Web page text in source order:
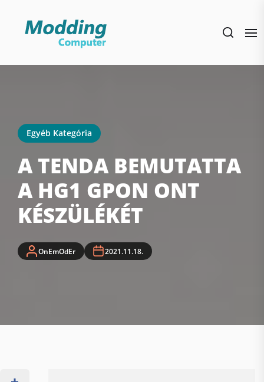
Egyéb Kategória
A TENDA BEMUTATTA
A HG1 GPON ONT
KÉSZÜLÉKÉT
OnEmOdEr 2021.11.18.